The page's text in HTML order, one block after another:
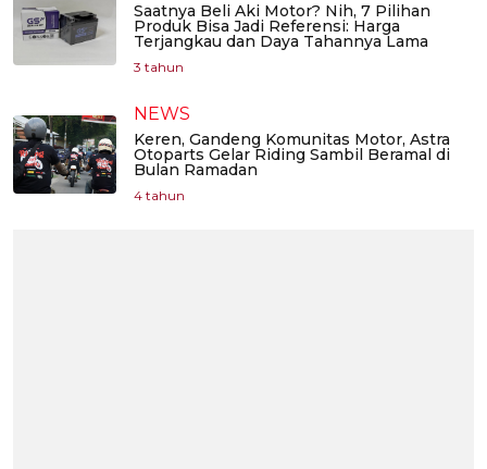
Saatnya Beli Aki Motor? Nih, 7 Pilihan
Produk Bisa Jadi Referensi: Harga
Terjangkau dan Daya Tahannya Lama
3 tahun
NEWS
Keren, Gandeng Komunitas Motor, Astra
Otoparts Gelar Riding Sambil Beramal di
Bulan Ramadan
4 tahun